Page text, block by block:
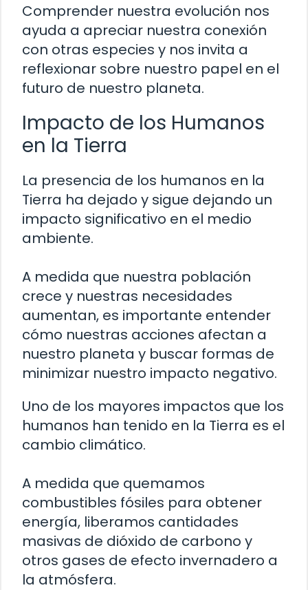
Comprender nuestra evolución nos
ayuda a apreciar nuestra conexión
con otras especies y nos invita a
reflexionar sobre nuestro papel en el
futuro de nuestro planeta.
Impacto de los Humanos
en la Tierra
La presencia de los humanos en la
Tierra ha dejado y sigue dejando un
impacto significativo en el medio
ambiente.
A medida que nuestra población
crece y nuestras necesidades
aumentan, es importante entender
cómo nuestras acciones afectan a
nuestro planeta y buscar formas de
minimizar nuestro impacto negativo.
Uno de los mayores impactos que los
humanos han tenido en la Tierra es el
cambio climático.
A medida que quemamos
combustibles fósiles para obtener
energía, liberamos cantidades
masivas de dióxido de carbono y
otros gases de efecto invernadero a
la atmósfera.